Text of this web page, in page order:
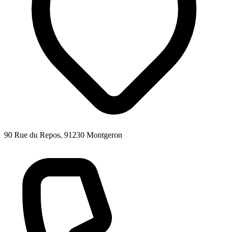
90 Rue du Repos, 91230 Montgeron